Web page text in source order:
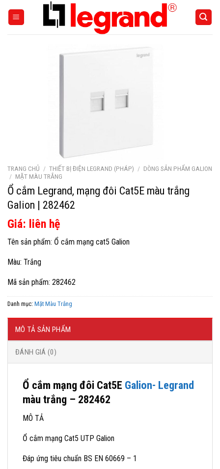
TRANG CHỦ / THIẾT BỊ ĐIỆN LEGRAND (PHÁP) / DÒNG SẢN PHẨM GALION
/ MẶT MÀU TRẮNG
Ổ cắm Legrand, mạng đôi Cat5E màu trắng
Galion | 282462
Giá: liên hệ
Tên sản phẩm: Ổ cắm mạng cat5 Galion
Màu: Trắng
Mã sản phẩm: 282462
Danh mục: Mặt Màu Trắng
MÔ TẢ SẢN PHẨM
ĐÁNH GIÁ (0)
Ổ cắm mạng đôi Cat5E Galion- Legrand
màu trắng – 282462
MÔ TẢ
Ổ cắm mạng Cat5 UTP Galion
Đáp ứng tiêu chuẩn BS EN 60669 – 1